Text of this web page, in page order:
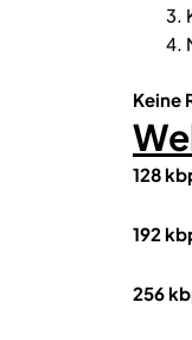
Keine
128
192
256